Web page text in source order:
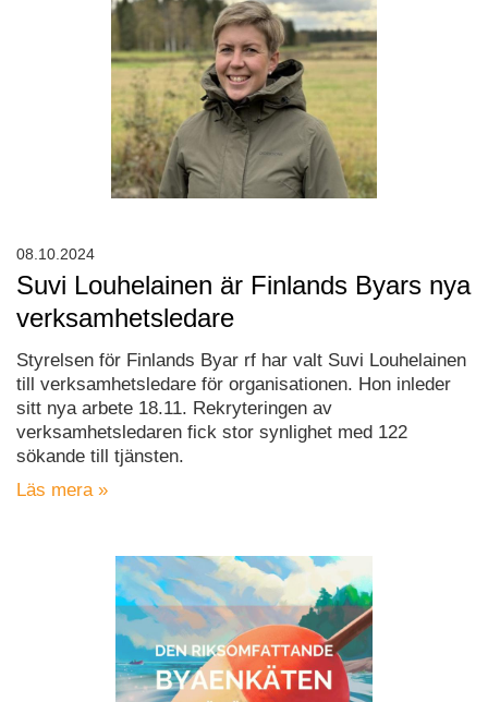
Suvi Louhelainen är Finlands Byars nya
verksamhetsledare
Styrelsen för Finlands Byar rf har valt Suvi Louhelainen
till verksamhetsledare för organisationen. Hon inleder
sitt nya arbete 18.11. Rekryteringen av
verksamhetsledaren fick stor synlighet med 122
sökande till tjänsten.
Läs mera »
08.10.2024